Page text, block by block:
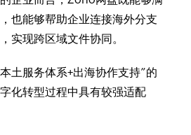
也能够帮助企业连接海外分支
实现跨区域文件协同。
土服务体系+出海协作支持”的
化转型过程中具有较强适配